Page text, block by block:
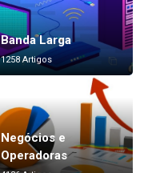
Banda Larga
1258 Artigos
Negócios e
Operadoras